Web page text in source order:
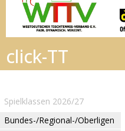
Spielklassen 2026/27
Bundes-/Regional-/Oberligen